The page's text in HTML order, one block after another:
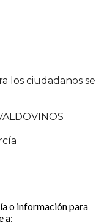
los ciudadanos se
o información para
a: